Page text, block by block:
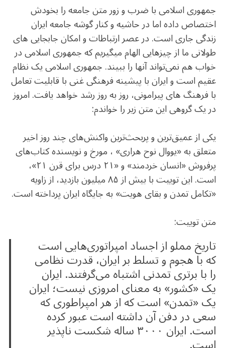
جمهوری اسلامی با ضرب و زور متن جامعه را بخودش
اختصاص داده اما در حاشیه و کنار گوشه جامعه ایران
زندگی جاری است. در عصر ارتباطات و امکان جابجایی های
طولانی ما از چیزهایی الهام میگیریم که جمهوری اسلامی در
خواب هم نمی‌تواند آنها را ببیند. جمهوری اسلامی یک نظام
عقیم است و ایران با پیشینه فرهنگی غنی با قابلیت تعامل
با فرهنگ های پیرامونی، روز به روز رشد خواهد یافت. امروز
در یک گروهی این متن زیر را خواندم:
یکی از عمیق‌ترین و پربحث‌ترین واکنش‌های چند روز اخیر
متعلق به «یووال نوح هراری» ، مورخ و نویسنده کتاب‌های
پرفروش «انسان خردمند» و «۲۱ درس برای قرن ۲۱»،
است. این توییت با بیش از ۸۵ میلیون بازدید، از زاویه
«تکامل تمدن و بقای هویت» به جایگاه ایران پرداخته است.
متن توییت:
تاریخ مملو از اجساد امپراتوری‌هایی است
که با هجوم و تسلط بر ایران، قدرت نظامی
را با برتری تمدنی اشتباه می‌گرفتند. ایران
یک «کشور» به معنای امروزی نیست؛ ایران
یک «تمدن» است که از هر امپراطوری که
سعی در دفن آن داشته است عبور کرده
است. ایران ۳۰۰۰ ساله شکست ناپذیر